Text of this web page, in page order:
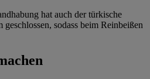
hat auch der türkische
sodass beim Reinbeißen